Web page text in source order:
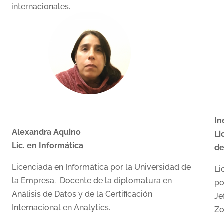
internacionales.
Alexandra Aquino
Lic. en Informática
Licenciada en Informática por la Universidad de
la Empresa. Docente de la diplomatura en
Análisis de Datos y de la Certificación
Internacional en Analytics.